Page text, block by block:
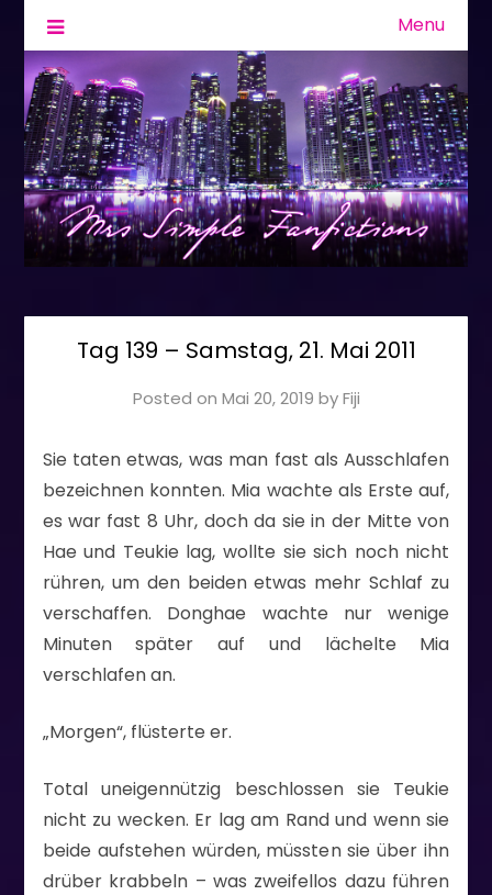
Mrs Simple
Fanfiction & Geschichten Menu
Tag 139 – Samstag, 21. Mai 2011
Posted on Mai 20, 2019 byFiji
Sie taten etwas, was man fast als Ausschlafen
bezeichnen konnten. Mia wachte als Erste auf,
es war fast 8 Uhr, doch da sie in der Mitte von
Hae und Teukie lag, wollte sie sich noch nicht
rühren, um den beiden etwas mehr Schlaf zu
verschaffen. Donghae wachte nur wenige
Minuten später auf und lächelte Mia
verschlafen an.
„Morgen“, flüsterte er.
Total uneigennützig beschlossen sie Teukie
nicht zu wecken. Er lag am Rand und wenn sie
beide aufstehen würden, müssten sie über ihn
drüber krabbeln – was zweifellos dazu führen